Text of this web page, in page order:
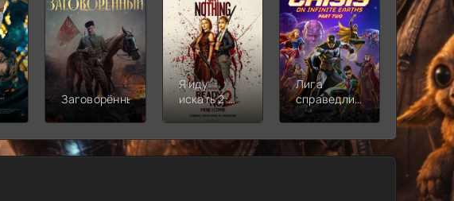
Заговорённый
Я иду
искать 2:
Вот и я
Лига
справедливости:
Кризис на
землях.
Часть 2
Новая
смена